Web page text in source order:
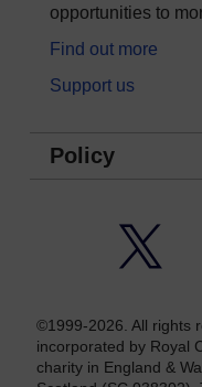
opportunities to
Find out more
Support us
Policy
©1999-2026. All rights
incorporated by Royal
charity in England &